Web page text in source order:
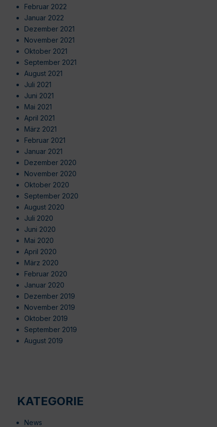
Februar 2022
Januar 2022
Dezember 2021
November 2021
Oktober 2021
September 2021
August 2021
Juli 2021
Juni 2021
Mai 2021
April 2021
März 2021
Februar 2021
Januar 2021
Dezember 2020
November 2020
Oktober 2020
September 2020
August 2020
Juli 2020
Juni 2020
Mai 2020
April 2020
März 2020
Februar 2020
Januar 2020
Dezember 2019
November 2019
Oktober 2019
September 2019
August 2019
KATEGORIE
News